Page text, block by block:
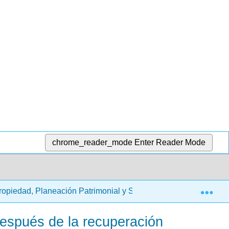
chrome_reader_mode Enter Reader Mode
Planeación Patrimonial y Seguros 16:
de la recuperación